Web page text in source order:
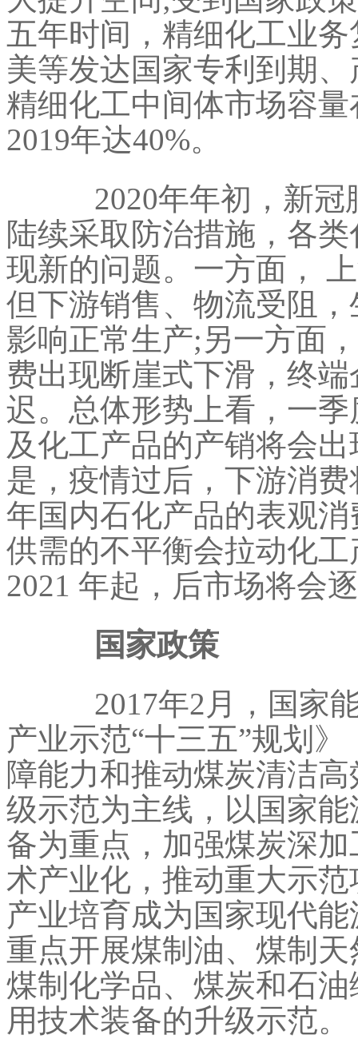
五年时间，精细化工业
美等发达国家专利到期
精细化工中间体市场容
2019年达40%。
2020年年初，新冠
陆续采取防治措施，各
现新的问题。一方面，
但下游销售、物流受阻
影响正常生产;另一方面
费出现断崖式下滑，终
迟。总体形势上看，一
及化工产品的产销将会
是，疫情过后，下游消
年国内石化产品的表观
供需的不平衡会拉动化
2021 年起，后市场将会
国家政策
2017年2月，国家能
产业示范“十三五”规划
障能力和推动煤炭清洁
级示范为主线，以国家
备为重点，加强煤炭深
术产业化，推动重大示
产业培育成为国家现代
重点开展煤制油、煤制
煤制化学品、煤炭和石
用技术装备的升级示范。